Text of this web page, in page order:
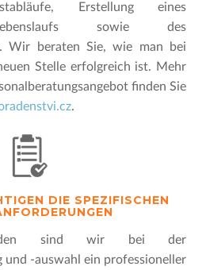
Erstellung eines
sowie des
Wir beraten Sie, wie man bei
Stelle erfolgreich ist. Mehr
finden Sie
.
DIE SPEZIFISCHEN
sind wir bei der
-auswahl ein professioneller